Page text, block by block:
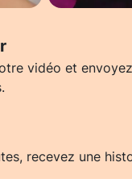
vidéo et
recevez une